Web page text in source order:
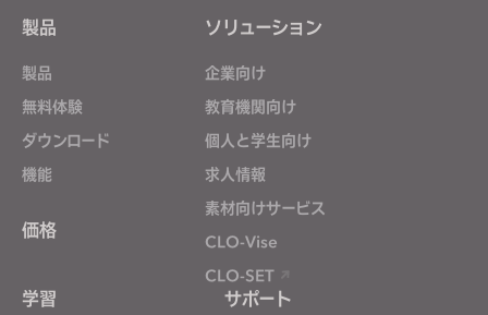
製品
製品
無料体験
ダウンロード
機能
価格
ソリューション
企業向け
教育機関向け
個人と学生向け
求人情報
素材向けサービス
CLO-Vise
CLO-SET
学習 サポート